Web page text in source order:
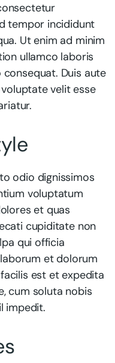
tempor incididunt
Ut enim ad minim
ullamco laboris
Duis aute
velit esse
odio dignissimos
voluptatum
et quas
cupiditate non
qui officia
et dolorum
est et expedita
cum soluta nobis
impedit.